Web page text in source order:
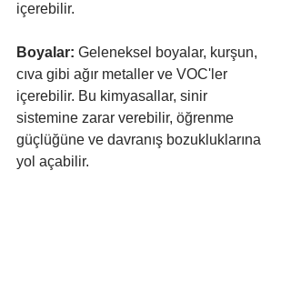
içerebilir.
Boyalar: Geleneksel boyalar, kurşun,
cıva gibi ağır metaller ve VOC'ler
içerebilir. Bu kimyasallar, sinir
sistemine zarar verebilir, öğrenme
güçlüğüne ve davranış bozukluklarına
yol açabilir.